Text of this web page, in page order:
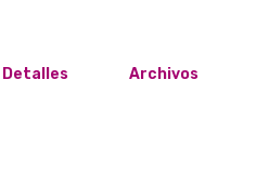
Detalles Archivos